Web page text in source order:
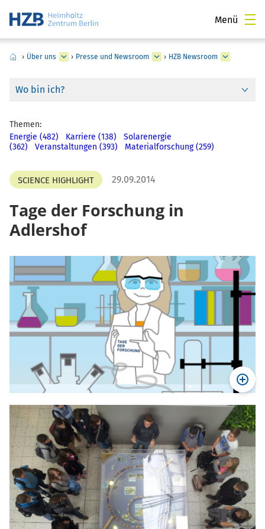
Menü
› Über uns › Presse und Newsroom › HZB Newsroom
Wo bin ich?
Themen:
Energie (482)
Karriere (138)
Solarenergie
(362)
Veranstaltungen (393) Materialforschung (259)
SCIENCE HIGHLIGHT 29.09.2014
Tage der Forschung in
Adlershof